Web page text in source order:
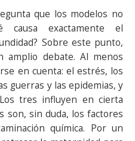
que los modelos no
causa exactamente el
Sobre este punto,
amplio debate. Al menos
en cuenta: el estrés, los
guerras y las epidemias, y
tres influyen en cierta
son, sin duda, los factores
química. Por un